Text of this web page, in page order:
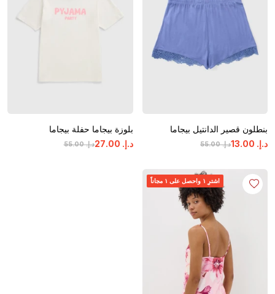
بنطلون قصير الدانتيل بيجاما
د.إ.‏
55.00 د.إ. 13.00
بلوزة بيجاما حفلة بيجاما
د.إ.‏
55.00 د.إ. 27.00
اشترِ ١ واحصل على ١ مجاناً